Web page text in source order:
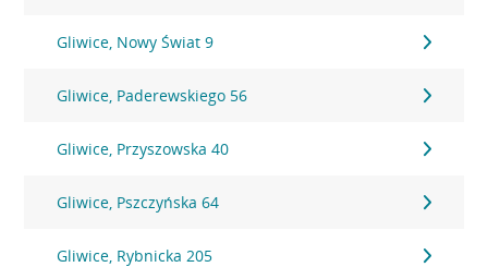
Gliwice, Nowy Świat 9
Gliwice, Paderewskiego 56
Gliwice, Przyszowska 40
Gliwice, Pszczyńska 64
Gliwice, Rybnicka 205